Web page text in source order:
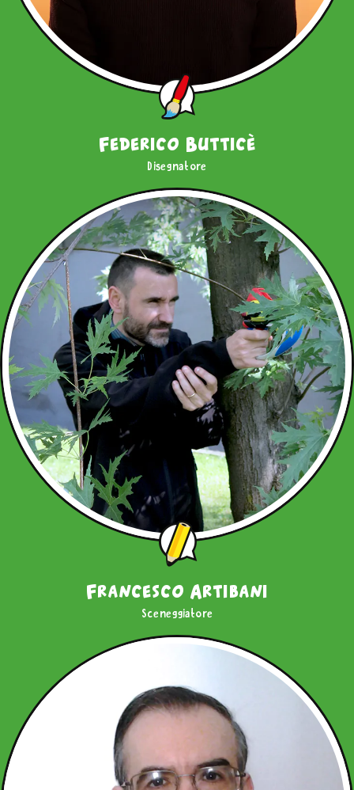
Federico Butticè
Disegnatore
Francesco Artibani
Sceneggiatore